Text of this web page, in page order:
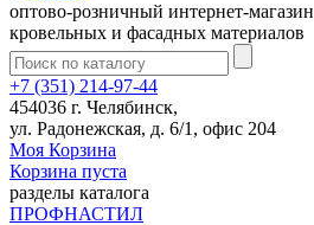
оптово-розничный интернет-магазин
кровельных и фасадных материалов
+7 (351) 214-97-44
454036 г. Челябинск,
ул. Радонежская, д. 6/1, офис 204
Моя Корзина
Корзина пуста
разделы каталога
ПРОФНАСТИЛ